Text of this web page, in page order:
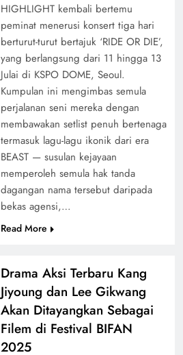
HIGHLIGHT kembali bertemu
peminat menerusi konsert tiga hari
berturut-turut bertajuk ‘RIDE OR DIE’,
yang berlangsung dari 11 hingga 13
Julai di KSPO DOME, Seoul.
Kumpulan ini mengimbas semula
perjalanan seni mereka dengan
membawakan setlist penuh bertenaga
termasuk lagu-lagu ikonik dari era
BEAST — susulan kejayaan
memperoleh semula hak tanda
dagangan nama tersebut daripada
bekas agensi,…
Read More
Drama Aksi Terbaru Kang
Jiyoung dan Lee Gikwang
Akan Ditayangkan Sebagai
Filem di Festival BIFAN
2025